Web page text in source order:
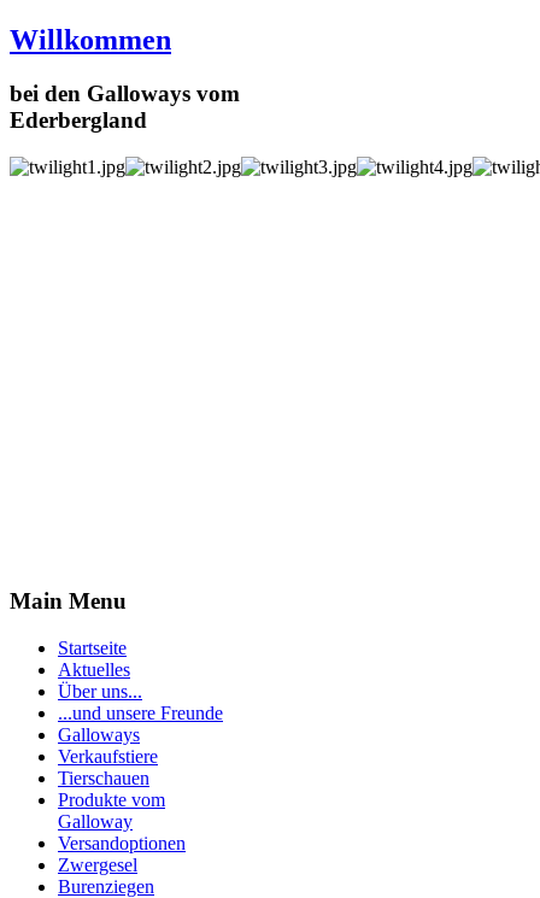
Willkommen
bei den Galloways vom
Ederbergland
Main Menu
Startseite
Aktuelles
Über uns...
...und unsere Freunde
Galloways
Verkaufstiere
Tierschauen
Produkte vom
Galloway
Versandoptionen
Zwergesel
Burenziegen